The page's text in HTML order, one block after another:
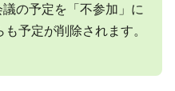
の予定を「不参加」に
予定が削除されます。